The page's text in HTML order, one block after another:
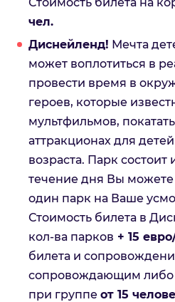
чел.
Диснейленд! Мечта
может воплотиться в
провести время в
героев, которые
мультфильмов,
аттракционах для
возраста. Парк состоит
течение дня Вы можете
один парк на Ваше
Стоимость билета в
кол-ва парков + 15
билета и
сопровождающим либо
при группе от 15